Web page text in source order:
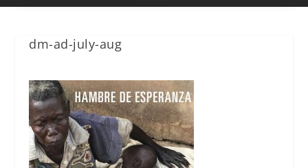
dm-ad-july-aug